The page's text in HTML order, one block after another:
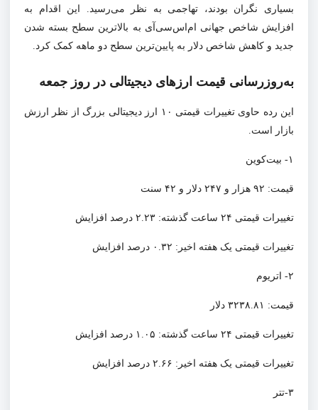
بسیاری نگران بودند، تهاجمی به نظر می‌رسید. این اقدام به
افزایش شاخص جهانی ام‌اس‌سی‌آی به بالاترین سطح بسته شدن
جدید و کاهش شاخص دلار به پایین‌ترین سطح دو ماهه کمک کرد.
به‌روزرسانی قیمت ارزهای دیجیتالی در روز جمعه
این رده حاوی تغییرات قیمتی ۱۰ ارز دیجیتالی بزرگ از نظر ارزش
بازار است.
۱- بیت‌کوین
قیمت: ۹۲ هزار و ۲۴۷ دلار و ۴۲ سنت
تغییرات قیمتی ۲۴ ساعت گذشته: ۲.۲۳ درصد افزایش
تغییرات قیمتی یک هفته اخیر: ۰.۳۲ درصد افزایش
۲- اتریوم
قیمت: ۳۲۳۸.۸۱ دلار
تغییرات قیمتی ۲۴ ساعت گذشته: ۱.۰۵ درصد افزایش
تغییرات قیمتی یک هفته اخیر: ۲.۶۶ درصد افزایش
۳-تتر